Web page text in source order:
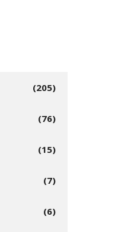
(205)
(76)
(15)
(7)
(6)